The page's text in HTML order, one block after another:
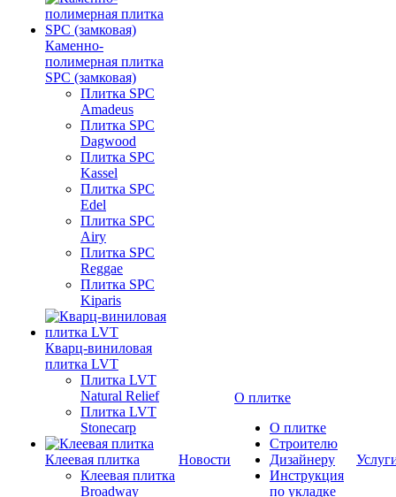
Каменно-
полимерная плитка
SPC (замковая)
Плитка SPC
Amadeus
Плитка SPC
Dagwood
Плитка SPC
Kassel
Плитка SPC
Edel
Плитка SPC
Airy
Плитка SPC
Reggae
Плитка SPC
Kiparis
Кварц-виниловая
плитка LVT
Плитка LVT
Natural Relief
Плитка LVT
Stonecarp
Клеевая плитка
Клеевая плитка
Broadway
Новости
О плитке
О плитке
Строителю
Дизайнеру
Инструкция
по укладке